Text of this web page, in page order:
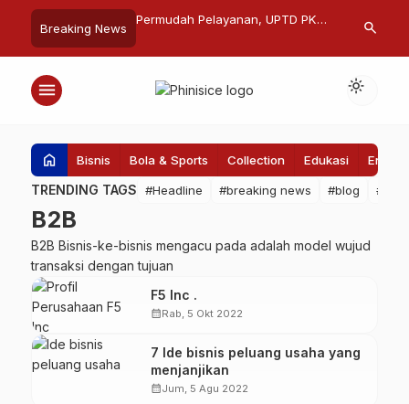
Breaking News
Teduh dan Cafe
Permudah Pelayanan, UPTD PKB
QRIS
Pemprov
search
menu light_mode
home Bisnis Bola & Sports Collection Edukasi
TRENDING TAGS #Headline #breaking news #blog
B2B
B2B Bisnis-ke-bisnis mengacu pada adalah model wujud
transaksi dengan tujuan
F5 Inc .
calendar_monthRab, 5 Okt 2022
7 Ide bisnis peluang usaha yang
menjanjikan
calendar_monthJum, 5 Agu 2022